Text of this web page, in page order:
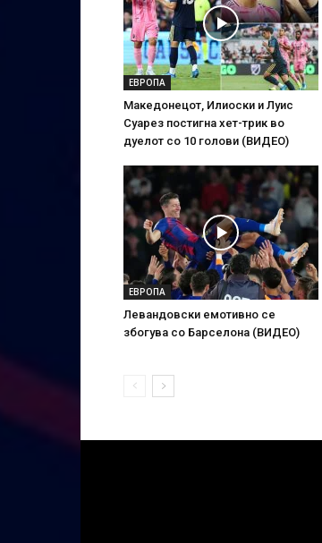
ЕВРОПА
Македонецот, Илиоски и Луис
Суарез постигна хет-трик во
дуелот со 10 голови (ВИДЕО)
ЕВРОПА
Левандовски емотивно се
збогува со Барселона (ВИДЕО)